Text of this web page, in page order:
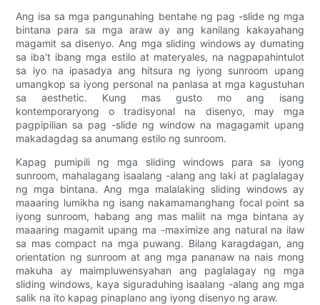
Ang isa sa mga pangunahing bentahe ng pag -slide ng mga
bintana para sa mga araw ay ang kanilang kakayahang
magamit sa disenyo. Ang mga sliding windows ay dumating
sa iba't ibang mga estilo at materyales, na nagpapahintulot
sa iyo na ipasadya ang hitsura ng iyong sunroom upang
umangkop sa iyong personal na panlasa at mga kagustuhan
sa aesthetic. Kung mas gusto mo ang isang
kontemporaryong o tradisyonal na disenyo, may mga
pagpipilian sa pag -slide ng window na magagamit upang
makadagdag sa anumang estilo ng sunroom.
Kapag pumipili ng mga sliding windows para sa iyong
sunroom, mahalagang isaalang -alang ang laki at paglalagay
ng mga bintana. Ang mga malalaking sliding windows ay
maaaring lumikha ng isang nakamamanghang focal point sa
iyong sunroom, habang ang mas maliit na mga bintana ay
maaaring magamit upang ma -maximize ang natural na ilaw
sa mas compact na mga puwang. Bilang karagdagan, ang
orientation ng sunroom at ang mga pananaw na nais mong
makuha ay maimpluwensyahan ang paglalagay ng mga
sliding windows, kaya siguraduhing isaalang -alang ang mga
salik na ito kapag pinaplano ang iyong disenyo ng araw.